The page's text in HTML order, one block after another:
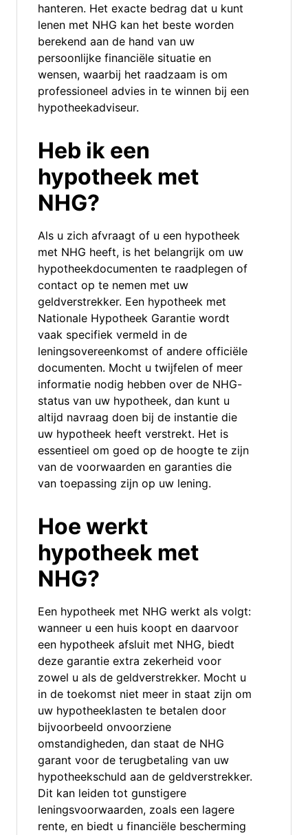
hanteren. Het exacte bedrag dat u kunt
lenen met NHG kan het beste worden
berekend aan de hand van uw
persoonlijke financiële situatie en
wensen, waarbij het raadzaam is om
professioneel advies in te winnen bij een
hypotheekadviseur.
Heb ik een
hypotheek met
NHG?
Als u zich afvraagt of u een hypotheek
met NHG heeft, is het belangrijk om uw
hypotheekdocumenten te raadplegen of
contact op te nemen met uw
geldverstrekker. Een hypotheek met
Nationale Hypotheek Garantie wordt
vaak specifiek vermeld in de
leningsovereenkomst of andere officiële
documenten. Mocht u twijfelen of meer
informatie nodig hebben over de NHG-
status van uw hypotheek, dan kunt u
altijd navraag doen bij de instantie die
uw hypotheek heeft verstrekt. Het is
essentieel om goed op de hoogte te zijn
van de voorwaarden en garanties die
van toepassing zijn op uw lening.
Hoe werkt
hypotheek met
NHG?
Een hypotheek met NHG werkt als volgt:
wanneer u een huis koopt en daarvoor
een hypotheek afsluit met NHG, biedt
deze garantie extra zekerheid voor
zowel u als de geldverstrekker. Mocht u
in de toekomst niet meer in staat zijn om
uw hypotheeklasten te betalen door
bijvoorbeeld onvoorziene
omstandigheden, dan staat de NHG
garant voor de terugbetaling van uw
hypotheekschuld aan de geldverstrekker.
Dit kan leiden tot gunstigere
leningsvoorwaarden, zoals een lagere
rente, en biedt u financiële bescherming